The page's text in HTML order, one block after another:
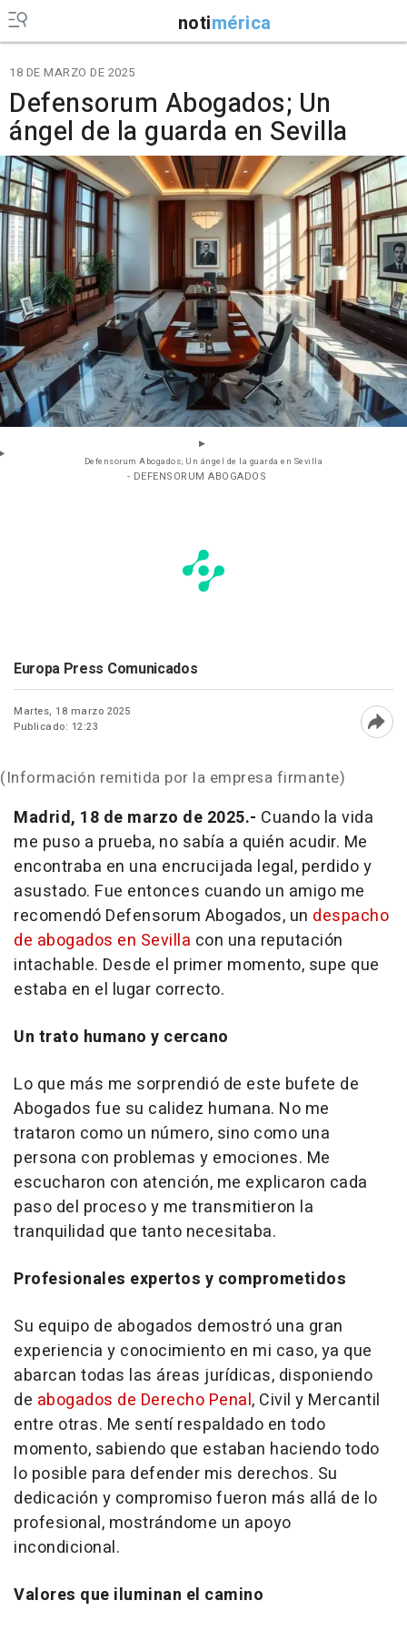
notimérica
18 DE MARZO DE 2025
Defensorum Abogados; Un
ángel de la guarda en Sevilla
Defensorum Abogados; Un ángel de la guarda en Sevilla
- DEFENSORUM ABOGADOS
Europa Press Comunicados
Martes, 18 marzo 2025
Publicado: 12:23
(Información remitida por la empresa firmante)
Madrid, 18 de marzo de 2025.- Cuando la vida
me puso a prueba, no sabía a quién acudir. Me
encontraba en una encrucijada legal, perdido y
asustado. Fue entonces cuando un amigo me
recomendó Defensorum Abogados, un despacho
de abogados en Sevilla con una reputación
intachable. Desde el primer momento, supe que
estaba en el lugar correcto.
Un trato humano y cercano
Lo que más me sorprendió de este bufete de
Abogados fue su calidez humana. No me
trataron como un número, sino como una
persona con problemas y emociones. Me
escucharon con atención, me explicaron cada
paso del proceso y me transmitieron la
tranquilidad que tanto necesitaba.
Profesionales expertos y comprometidos
Su equipo de abogados demostró una gran
experiencia y conocimiento en mi caso, ya que
abarcan todas las áreas jurídicas, disponiendo
de abogados de Derecho Penal, Civil y Mercantil
entre otras. Me sentí respaldado en todo
momento, sabiendo que estaban haciendo todo
lo posible para defender mis derechos. Su
dedicación y compromiso fueron más allá de lo
profesional, mostrándome un apoyo
incondicional.
Valores que iluminan el camino